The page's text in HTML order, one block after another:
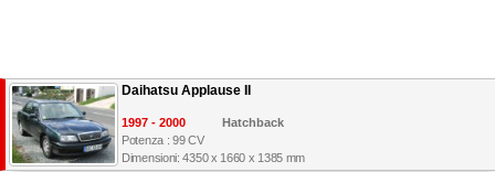
Daihatsu Applause II
1997 - 2000
Hatchback
Potenza : 99 CV
Dimensioni: 4350 x 1660 x 1385 mm